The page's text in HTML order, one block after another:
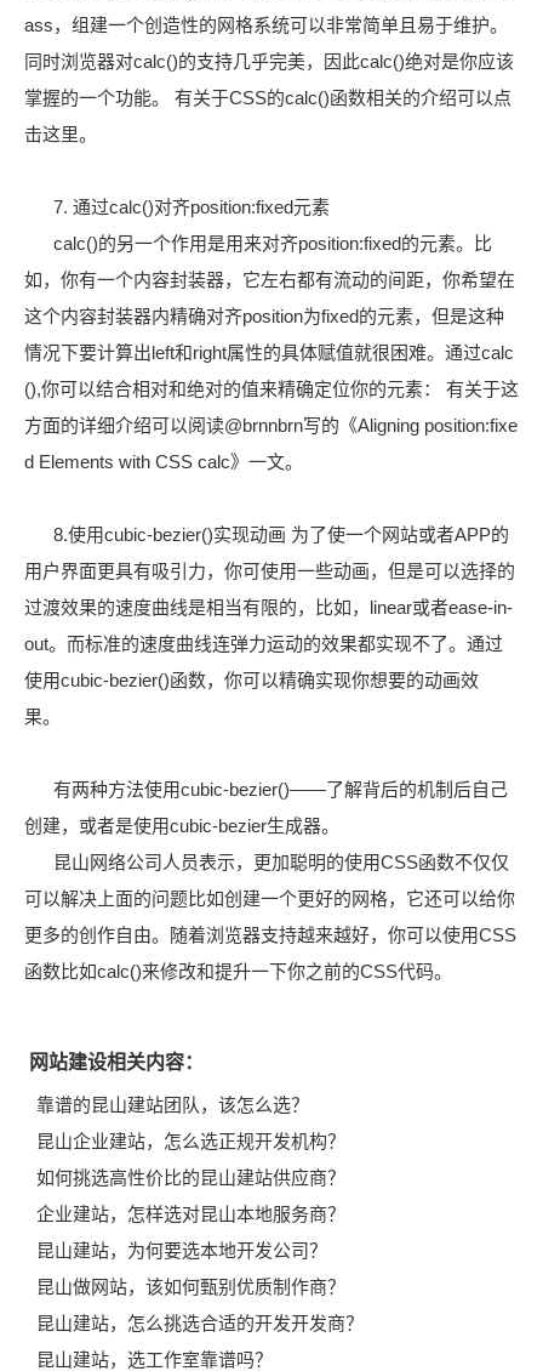
ass，组建一个创造性的网格系统可以非常简单且易于维护。
同时浏览器对calc()的支持几乎完美，因此calc()绝对是你应该
掌握的一个功能。 有关于CSS的calc()函数相关的介绍可以点
击这里。
7. 通过calc()对齐position:fixed元素
calc()的另一个作用是用来对齐position:fixed的元素。比
如，你有一个内容封装器，它左右都有流动的间距，你希望在
这个内容封装器内精确对齐position为fixed的元素，但是这种
情况下要计算出left和right属性的具体赋值就很困难。通过calc
(),你可以结合相对和绝对的值来精确定位你的元素： 有关于这
方面的详细介绍可以阅读@brnnbrn写的《Aligning position:fixe
d Elements with CSS calc》一文。
8.使用cubic-bezier()实现动画 为了使一个网站或者APP的
用户界面更具有吸引力，你可使用一些动画，但是可以选择的
过渡效果的速度曲线是相当有限的，比如，linear或者ease-in-
out。而标准的速度曲线连弹力运动的效果都实现不了。通过
使用cubic-bezier()函数，你可以精确实现你想要的动画效
果。
有两种方法使用cubic-bezier()——了解背后的机制后自己
创建，或者是使用cubic-bezier生成器。
昆山网络公司人员表示，更加聪明的使用CSS函数不仅仅
可以解决上面的问题比如创建一个更好的网格，它还可以给你
更多的创作自由。随着浏览器支持越来越好，你可以使用CSS
函数比如calc()来修改和提升一下你之前的CSS代码。
网站建设相关内容：
靠谱的昆山建站团队，该怎么选？
昆山企业建站，怎么选正规开发机构？
如何挑选高性价比的昆山建站供应商？
企业建站，怎样选对昆山本地服务商？
昆山建站，为何要选本地开发公司？
昆山做网站，该如何甄别优质制作商？
昆山建站，怎么挑选合适的开发开发商？
昆山建站，选工作室靠谱吗？